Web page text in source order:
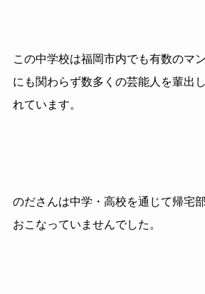
この中学校は福岡市内でも有数のマ
にも関わらず数多くの芸能人を輩出
れています。
のださんは中学・高校を通じて帰宅
おこなっていませんでした。